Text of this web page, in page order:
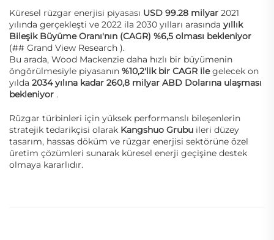
Küresel rüzgar enerjisi piyasası USD 99.28 milyar 2021
yılında gerçekleşti ve 2022 ila 2030 yılları arasında yıllık
Bileşik Büyüme Oranı'nın (CAGR) %6,5 olması bekleniyor
(## Grand View Research ).
Bu arada, Wood Mackenzie daha hızlı bir büyümenin
öngörülmesiyle piyasanın %10,2'lik bir CAGR ilegelecek on
yılda 2034 yılına kadar 260,8 milyar ABD Dolarına ulaşması
bekleniyor .
Rüzgar türbinleri için yüksek performanslı bileşenlerin
stratejik tedarikçisi olarak Kangshuo Grubu ileri düzey
tasarım, hassas döküm ve rüzgar enerjisi sektörüne özel
üretim çözümleri sunarak küresel enerji geçişine destek
olmaya kararlıdır.